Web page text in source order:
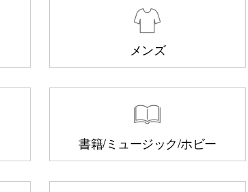
メンズ
書籍/ミュージック/ホビー